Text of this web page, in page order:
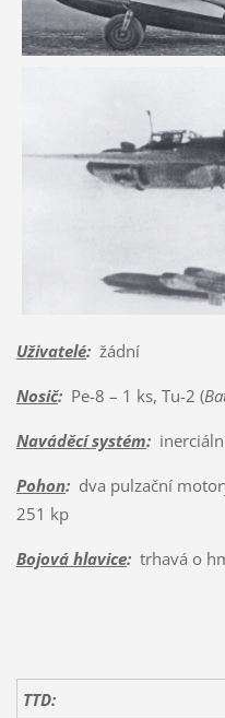
Uživatelé:žádní
Nosič:Pe-8 – 1 ks, Tu-2 (
Naváděcí systém:inerciální
Pohon:dva pulzační
251 kp
Bojová hlavice:trhavá o
TTD: